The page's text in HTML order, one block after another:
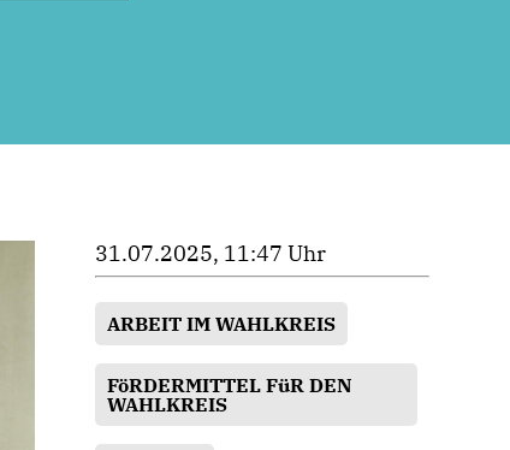
31.07.2025, 11:47 Uhr
ARBEIT IM WAHLKREIS
FöRDERMITTEL FüR DEN
WAHLKREIS